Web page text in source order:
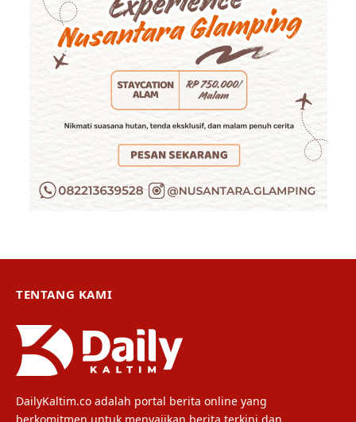
TENTANG KAMI
DailyKaltim.co adalah portal berita online yang
berkomitmen untuk menyajikan berita terkini dan